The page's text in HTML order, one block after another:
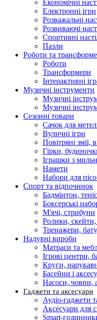
Економічні
Електронні ігри
Розважальні
Розвиваючі
Спортивні
Пазли
Роботи та
Роботи
Трансформери
Інтерактивні
Музичні інструменти
Музичні
Музичні
Сезонні товари
Сачок для
Вуличні ігри
Повітряні змії,
Гірки,
Іграшки з
Намети
Набори для
Спорт та відпочинок
Бадмінтон,
Боксерські
М'ячі, стрибуни
Ролики, скейти,
Тренажери,
Надувні вироби
Матраси та
Ігрові центри,
Круги,
Басейни і
Насоси, човни,
Гаджети та аксесуари
Аудіо-гаджети
Аксесуари для
Smart-